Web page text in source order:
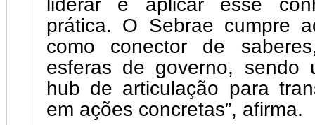
liderar e aplicar esse
prática. O Sebrae cumpre
como conector de
esferas de governo, sendo
hub de articulação para
em ações concretas”, afirma.